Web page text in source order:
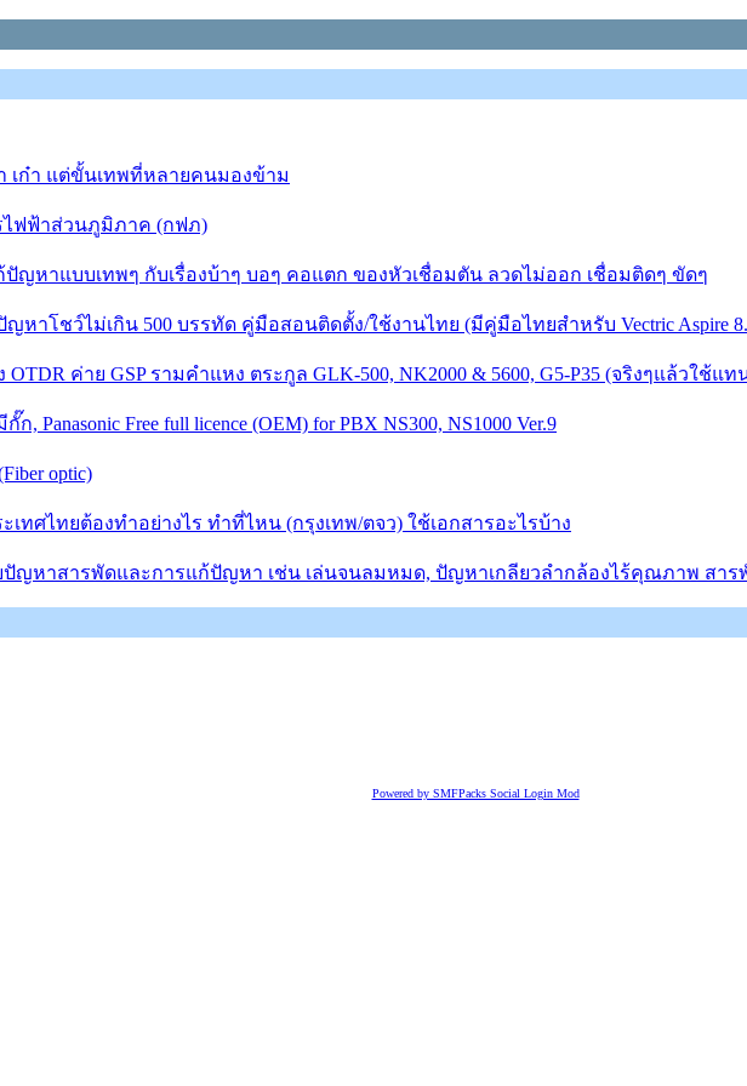
เก๋า แต่ขั้นเทพที่หลายคนมองข้าม
ไฟฟ้าส่วนภูมิภาค (กฟภ)
ญหาแบบเทพๆ กับเรื่องบ้าๆ บอๆ คอแตก ของหัวเชื่อมตัน ลวดไม่ออก เชื่อมติดๆ ขัดๆ
หาโชว์ไม่เกิน 500 บรรทัด คู่มือสอนติดตั้ง/ใช้งานไทย (มีคู่มือไทยสำหรับ Vectric Aspire
ค่าย GSP รามคำแหง ตระกูล GLK-500, NK2000 & 5600, G5-P35 (จริงๆแล้วใช้
Panasonic Free full licence (OEM) for PBX NS300, NS1000 Ver.9
optic)
ทศไทยต้องทำอย่างไร ทำที่ไหน (กรุงเทพ/ตจว) ใช้เอกสารอะไรบ้าง
ญหาสารพัดและการแก้ปัญหา เช่น เล่นจนลมหมด, ปัญหาเกลียวลำกล้องไร้คุณภาพ สาร
Powered by SMFPacks Social Login Mod